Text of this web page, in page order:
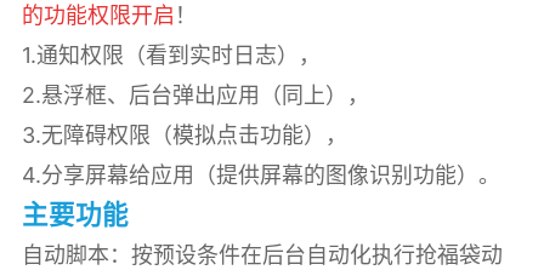
的功能权限开启 ！
1.通知权限（看到实时日志），
2.悬浮框、后台弹出应用（同上），
3.无障碍权限（模拟点击功能），
4.分享屏幕给应用（提供屏幕的图像识别功能）。
主要功能
自动脚本：按预设条件在后台自动化执行抢福袋动